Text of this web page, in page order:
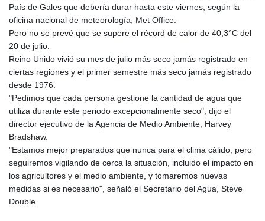
País de Gales que debería durar hasta este viernes, según la
oficina nacional de meteorología, Met Office.
Pero no se prevé que se supere el récord de calor de 40,3°C del
20 de julio.
Reino Unido vivió su mes de julio más seco jamás registrado en
ciertas regiones y el primer semestre más seco jamás registrado
desde 1976.
"Pedimos que cada persona gestione la cantidad de agua que
utiliza durante este periodo excepcionalmente seco", dijo el
director ejecutivo de la Agencia de Medio Ambiente, Harvey
Bradshaw.
"Estamos mejor preparados que nunca para el clima cálido, pero
seguiremos vigilando de cerca la situación, incluido el impacto en
los agricultores y el medio ambiente, y tomaremos nuevas
medidas si es necesario", señaló el Secretario del Agua, Steve
Double.